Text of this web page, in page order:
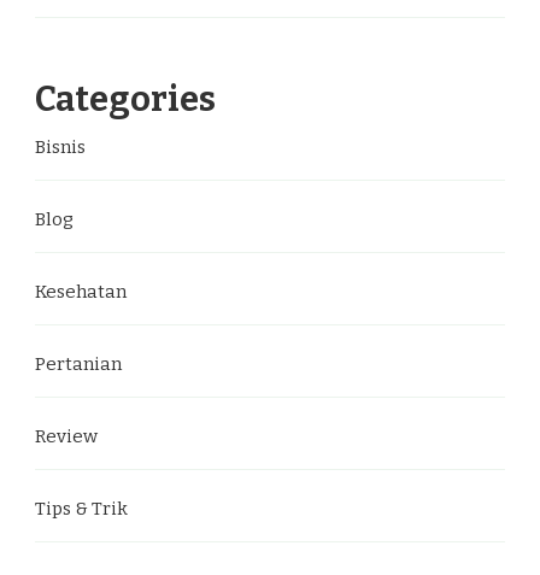
Categories
Bisnis
Blog
Kesehatan
Pertanian
Review
Tips & Trik